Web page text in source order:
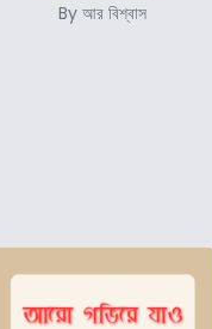
By আর বিশ্বাস